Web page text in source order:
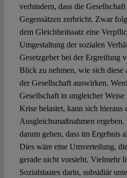
verhindern, dass die
Gegensätzen zerbricht. Zwar
dem Gleichheitssatz eine
Umgestaltung der sozialen
Gesetzgeber bei der Ergreifung
Blick zu nehmen, wie sich diese
der Gesellschaft auswirken.
Gesellschaft in ungleicher
Krise belastet, kann sich
Ausgleichsmaßnahmen
darum gehen, dass im Ergebnis
Dies wäre eine Umverteilung,
gerade nicht vorsieht. Vielmehr
Sozialstaates darin, subsidiär